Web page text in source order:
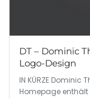
DT – Dominic
Logo-Design
IN KÜRZE Dominic
Homepage